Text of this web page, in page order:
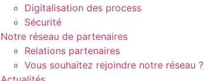
Digitalisation des process
Sécurité
Notre réseau de partenaires
Relations partenaires
Vous souhaitez rejoindre notre réseau ?